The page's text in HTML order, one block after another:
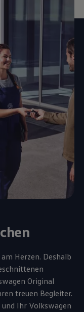
Herzen. Deshalb
Original
treuen Begleiter.
und Ihr Volkswagen